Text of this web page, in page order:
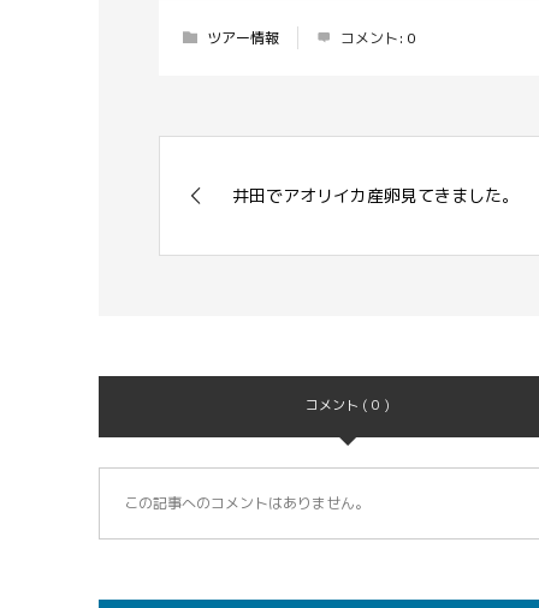
ツアー情報 コメント: 0
井田でアオリイカ産卵見てきました。
コメント ( 0 )
この記事へのコメントはありません。